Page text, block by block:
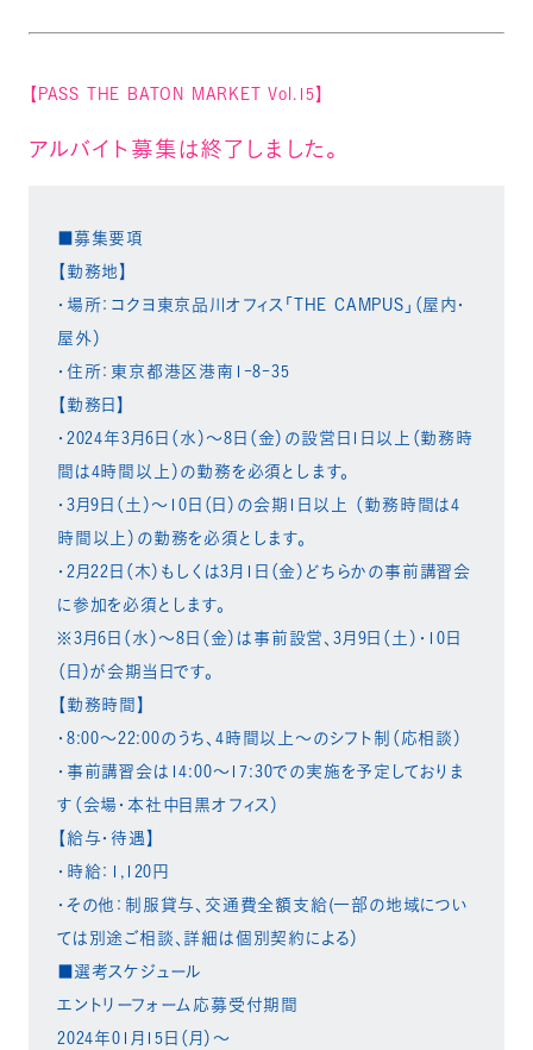
【PASS THE BATON MARKET Vol.15】
アルバイト募集は終了しました。
■募集要項
【勤務地】
・場所：コクヨ東京品川オフィス「THE CAMPUS」（屋内・
屋外）
・住所：東京都港区港南1-8-35
【勤務日】
・2024年3月6日（水）～8日（金）の設営日1日以上（勤務時
間は4時間以上）の勤務を必須とします。
・3月9日（土）～10日（日）の会期1日以上 （勤務時間は4
時間以上）の勤務を必須とします。
・2月22日（木）もしくは3月1日（金）どちらかの事前講習会
に参加を必須とします。
※3月6日（水）～8日（金）は事前設営、3月9日（土）・10日
（日）が会期当日です。
【勤務時間】
・8:00～22:00のうち、4時間以上～のシフト制（応相談）
・事前講習会は14:00～17:30での実施を予定しておりま
す（会場・本社中目黒オフィス）
【給与・待遇】
・時給：1,120円
・その他：制服貸与、交通費全額支給(一部の地域につい
ては別途ご相談、詳細は個別契約による）
■選考スケジュール
エントリーフォーム応募受付期間
2024年01月15日（月）～